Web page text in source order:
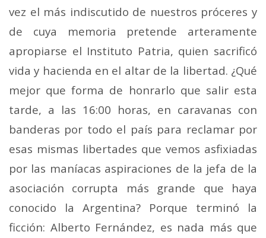
vez el más indiscutido de nuestros próceres y
de cuya memoria pretende arteramente
apropiarse el Instituto Patria, quien sacrificó
vida y hacienda en el altar de la libertad. ¿Qué
mejor que forma de honrarlo que salir esta
tarde, a las 16:00 horas, en caravanas con
banderas por todo el país para reclamar por
esas mismas libertades que vemos asfixiadas
por las maníacas aspiraciones de la jefa de la
asociación corrupta más grande que haya
conocido la Argentina? Porque terminó la
ficción: Alberto Fernández, es nada más que